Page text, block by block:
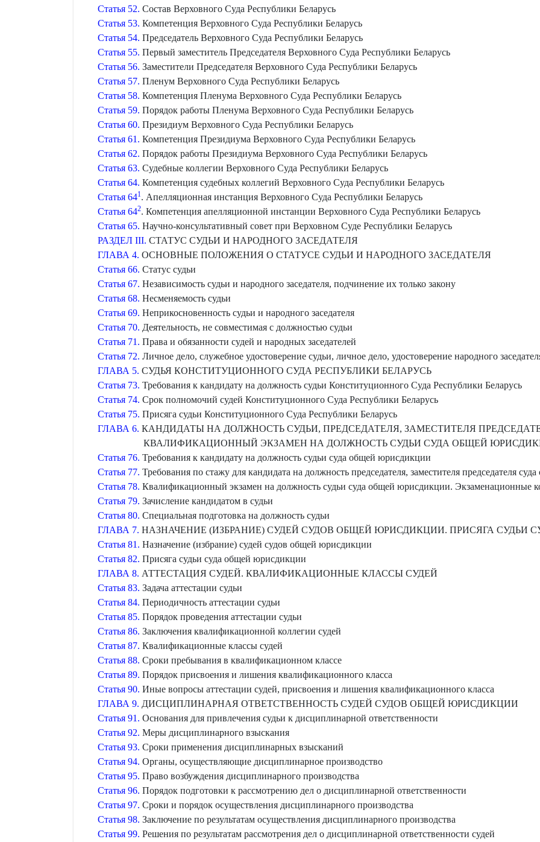
Статья 52. Состав Верховного Суда Республики Беларусь
Статья 53. Компетенция Верховного Суда Республики Беларусь
Статья 54. Председатель Верховного Суда Республики Беларусь
Статья 55. Первый заместитель Председателя Верховного Суда Республики Беларусь
Статья 56. Заместители Председателя Верховного Суда Республики Беларусь
Статья 57. Пленум Верховного Суда Республики Беларусь
Статья 58. Компетенция Пленума Верховного Суда Республики Беларусь
Статья 59. Порядок работы Пленума Верховного Суда Республики Беларусь
Статья 60. Президиум Верховного Суда Республики Беларусь
Статья 61. Компетенция Президиума Верховного Суда Республики Беларусь
Статья 62. Порядок работы Президиума Верховного Суда Республики Беларусь
Статья 63. Судебные коллегии Верховного Суда Республики Беларусь
Статья 64. Компетенция судебных коллегий Верховного Суда Республики Беларусь
Статья 641. Апелляционная инстанция Верховного Суда Республики Беларусь
Статья 642. Компетенция апелляционной инстанции Верховного Суда Республики Беларусь
Статья 65. Научно-консультативный совет при Верховном Суде Республики Беларусь
РАЗДЕЛ III. СТАТУС СУДЬИ И НАРОДНОГО ЗАСЕДАТЕЛЯ
ГЛАВА 4. ОСНОВНЫЕ ПОЛОЖЕНИЯ О СТАТУСЕ СУДЬИ И НАРОДНОГО ЗАСЕДАТЕЛЯ
Статья 66. Статус судьи
Статья 67. Независимость судьи и народного заседателя, подчинение их только закону
Статья 68. Несменяемость судьи
Статья 69. Неприкосновенность судьи и народного заседателя
Статья 70. Деятельность, не совместимая с должностью судьи
Статья 71. Права и обязанности судей и народных заседателей
Статья 72. Личное дело, служебное удостоверение судьи, личное дело, удостоверение народного
ГЛАВА 5. СУДЬЯ КОНСТИТУЦИОННОГО СУДА РЕСПУБЛИКИ БЕЛАРУСЬ
Статья 73. Требования к кандидату на должность судьи Конституционного Суда Республики Беларусь
Статья 74. Срок полномочий судей Конституционного Суда Республики Беларусь
Статья 75. Присяга судьи Конституционного Суда Республики Беларусь
ГЛАВА 6. КАНДИДАТЫ НА ДОЛЖНОСТЬ СУДЬИ, ПРЕДСЕДАТЕЛЯ, ЗАМЕСТИТЕЛЯ
КВАЛИФИКАЦИОННЫЙ ЭКЗАМЕН НА ДОЛЖНОСТЬ СУДЬИ СУДА ОБЩЕЙ
Статья 76. Требования к кандидату на должность судьи суда общей юрисдикции
Статья 77. Требования по стажу для кандидата на должность председателя, заместителя председателя
Статья 78. Квалификационный экзамен на должность судьи суда общей юрисдикции. Экзаменационные
Статья 79. Зачисление кандидатом в судьи
Статья 80. Специальная подготовка на должность судьи
ГЛАВА 7. НАЗНАЧЕНИЕ (ИЗБРАНИЕ) СУДЕЙ СУДОВ ОБЩЕЙ ЮРИСДИКЦИИ. ПРИСЯГА СУДЬИ
Статья 81. Назначение (избрание) судей судов общей юрисдикции
Статья 82. Присяга судьи суда общей юрисдикции
ГЛАВА 8. АТТЕСТАЦИЯ СУДЕЙ. КВАЛИФИКАЦИОННЫЕ КЛАССЫ СУДЕЙ
Статья 83. Задача аттестации судьи
Статья 84. Периодичность аттестации судьи
Статья 85. Порядок проведения аттестации судьи
Статья 86. Заключения квалификационной коллегии судей
Статья 87. Квалификационные классы судей
Статья 88. Сроки пребывания в квалификационном классе
Статья 89. Порядок присвоения и лишения квалификационного класса
Статья 90. Иные вопросы аттестации судей, присвоения и лишения квалификационного класса
ГЛАВА 9. ДИСЦИПЛИНАРНАЯ ОТВЕТСТВЕННОСТЬ СУДЕЙ СУДОВ ОБЩЕЙ ЮРИСДИКЦИИ
Статья 91. Основания для привлечения судьи к дисциплинарной ответственности
Статья 92. Меры дисциплинарного взыскания
Статья 93. Сроки применения дисциплинарных взысканий
Статья 94. Органы, осуществляющие дисциплинарное производство
Статья 95. Право возбуждения дисциплинарного производства
Статья 96. Порядок подготовки к рассмотрению дел о дисциплинарной ответственности
Статья 97. Сроки и порядок осуществления дисциплинарного производства
Статья 98. Заключение по результатам осуществления дисциплинарного производства
Статья 99. Решения по результатам рассмотрения дел о дисциплинарной ответственности судей